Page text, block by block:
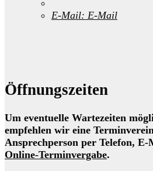
E-Mail: E-Mail
Öffnungszeiten
Um eventuelle Wartezeiten
empfehlen wir eine
Ansprechperson per Telefon,
Online-Terminvergabe.